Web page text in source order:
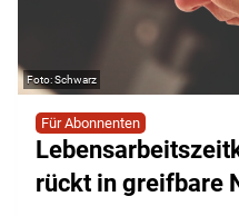
Schwarz
Für Abonnenten
rückt in greifbare